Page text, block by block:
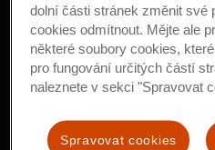
Lucembursko (francouzština)
Nizozemsko (nizozemština)
Norsko (norština)
Polsko (polština)
Španělsko (španělština)
dolní části stránek změnit své
cookies odmítnout. Mějte ale
některé soubory cookies,
pro fungování určitých částí
naleznete v sekci "Spravovat
Spravovat cookies